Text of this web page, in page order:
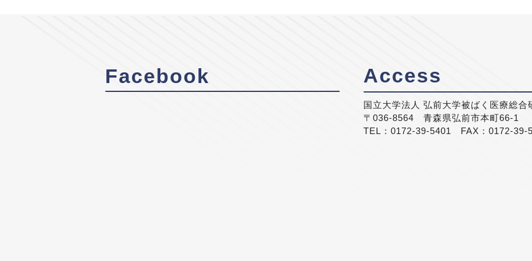
Facebook Access
国立大学法人 弘前大学被ばく医療総合
〒036-8564 青森県弘前市本町66-1
TEL：0172-39-5401 FAX：0172-39-